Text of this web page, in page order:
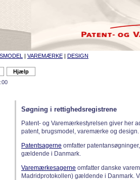
| VAREMÆRKE | DESIGN
Søgning i rettighedsregistrene
Patent- og Varemærkestyrelsen giver her
patent, brugsmodel, varemærke og design.
Patentsagerne omfatter
gældende i Danmark.
Varemærkesagerne omfatter danske
Madridprotokollen) gældende i Danmark.